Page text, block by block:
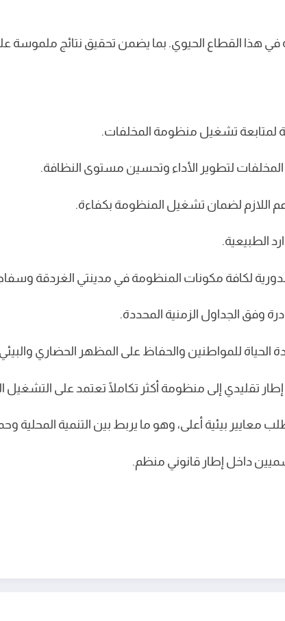
في هذا القطاع الحيوي. بما يضمن تحقيق نتائج
لمتابعة تشغيل منظومة المخلفات.
المخلفات لتطوير الأداء وتحسين مستوى النظافة.
اللازم لضمان تشغيل المنظومة بكفاءة.
الطبيعية.
لكافة مكونات المنظومة في مدينتي الغردقة
وفق الجداول الزمنية المحددة.
للمواطنين والحفاظ على المظهر الحضاري
إلى منظومة أكثر تكاملًا تعتمد على التشغيل
معايير بيئية أعلى، وهو ما يربط بين التنمية المحلية
داخل إطار قانوني منظم.